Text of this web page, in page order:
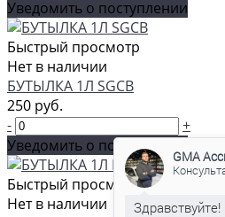
Уведомить о поступлении
Быстрый просмотр
Нет в наличии
БУТЫЛКА 1Л SGCB
250 руб.
-
+
Уведомить о поступлении
Быстрый просмотр
Нет в наличии
GMA
С